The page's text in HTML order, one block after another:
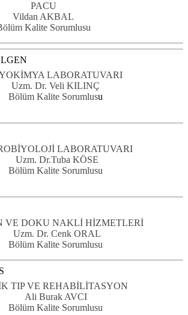
PACU
Vildan AKBAL
Kalite Sorumlusu
LABORATUVARI
Uzm. Dr. Veli KILINÇ
Bölüm Kalite Sorumlusu
LABORATUVARI
Uzm. Dr.Tuba KÖSE
Bölüm Kalite Sorumlusu
VE DOKU NAKLİ HİZMETLERİ
Uzm. Dr. Cenk ORAL
Bölüm Kalite Sorumlusu
TIP VE REHABİLİTASYON
Ali Burak AVCI
Bölüm Kalite Sorumlusu